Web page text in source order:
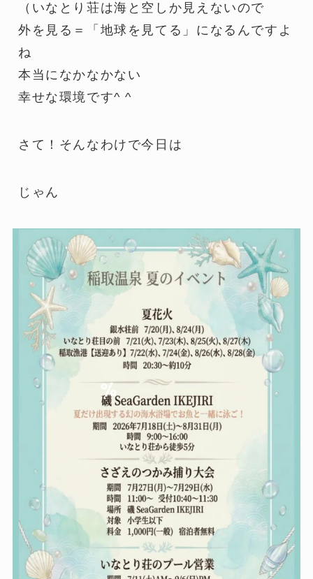
（いなとり荘は海と空しか見えないので
外を見る＝「地球を見てる」になるんですよ
ね
本当になかなかない
幸せな環境です^ ^
さて！そんなわけで今日は
じゃん